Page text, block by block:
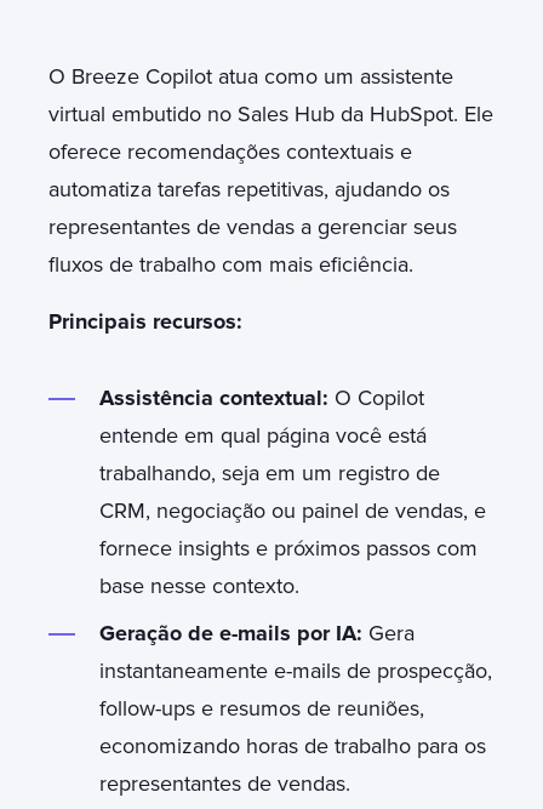
O Breeze Copilot atua como um assistente
virtual embutido no Sales Hub da HubSpot. Ele
oferece recomendações contextuais e
automatiza tarefas repetitivas, ajudando os
representantes de vendas a gerenciar seus
fluxos de trabalho com mais eficiência.
Principais recursos:
Assistência contextual: O Copilot
entende em qual página você está
trabalhando, seja em um registro de
CRM, negociação ou painel de vendas, e
fornece insights e próximos passos com
base nesse contexto.
Geração de e-mails por IA: Gera
instantaneamente e-mails de prospecção,
follow-ups e resumos de reuniões,
economizando horas de trabalho para os
representantes de vendas.